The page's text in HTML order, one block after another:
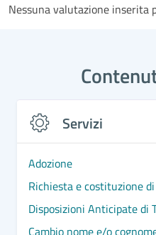
Nessuna valutazione inserita
Servizi
Adozione
Richiesta e costituzione
Disposizioni Anticipate di
Cambio nome e/o